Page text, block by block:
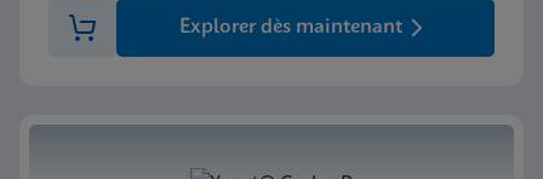
Explorer dès maintenant